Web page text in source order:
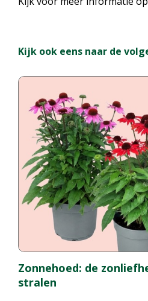
Kijk ook eens naar de
Zonnehoed: de
stralen